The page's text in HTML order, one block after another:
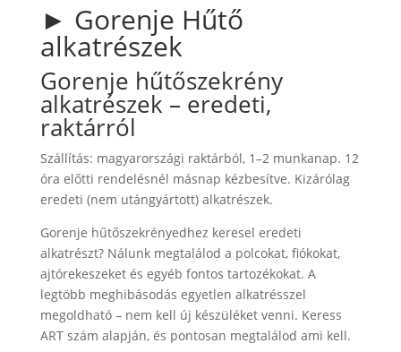
► Gorenje Hűtő
alkatrészek
Gorenje hűtőszekrény
alkatrészek – eredeti,
raktárról
Szállítás: magyarországi raktárból, 1–2 munkanap. 12
óra előtti rendelésnél másnap kézbesítve. Kizárólag
eredeti (nem utángyártott) alkatrészek.
Gorenje hűtőszekrényedhez keresel eredeti
alkatrészt? Nálunk megtalálod a polcokat, fiókokat,
ajtórekeszeket és egyéb fontos tartozékokat. A
legtöbb meghibásodás egyetlen alkatrésszel
megoldható – nem kell új készüléket venni. Keress
ART szám alapján, és pontosan megtalálod ami kell.